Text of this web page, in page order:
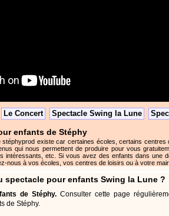
Le Concert Spectacle Swing la Lune
enfants de Stéphy
existe car certaines écoles, certains
qui nous permettent de produire pour vous
intéressants, etc. Si vous avez des enfants dans une
nous à vos écoles, vos centres de loisirs ou à votre
spectacle pour enfants Swing la Lune ?
de Stéphy. Consulter cette page
de Stéphy.